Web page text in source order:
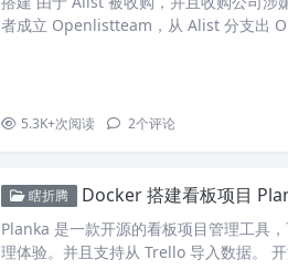
者成立 Openlistteam，从 Alist 分支出
5.3K+次阅读 2个评论
瞎折腾 Docker 搭建看板项目
Planka 是一款开源的看板项目管理工具
理体验。并且支持从 Trello 导入数据。